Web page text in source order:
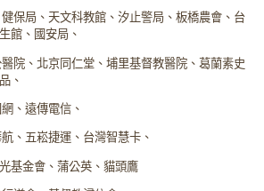
保局、天文科教館、汐止警局、板橋農會、台
館、國安局、
院、北京同仁堂、埔里基督教醫院、葛蘭素史
、
、遠傳電信、
、五崧捷運、台灣智慧卡、
基金會、蒲公英、貓頭鷹